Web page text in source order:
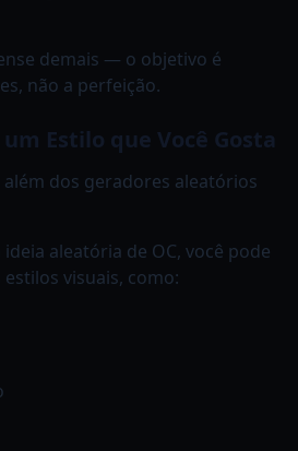
demais — o objetivo é
não a perfeição.
um Estilo que Você Gosta
além dos geradores aleatórios
aleatória de OC, você pode
visuais, como: